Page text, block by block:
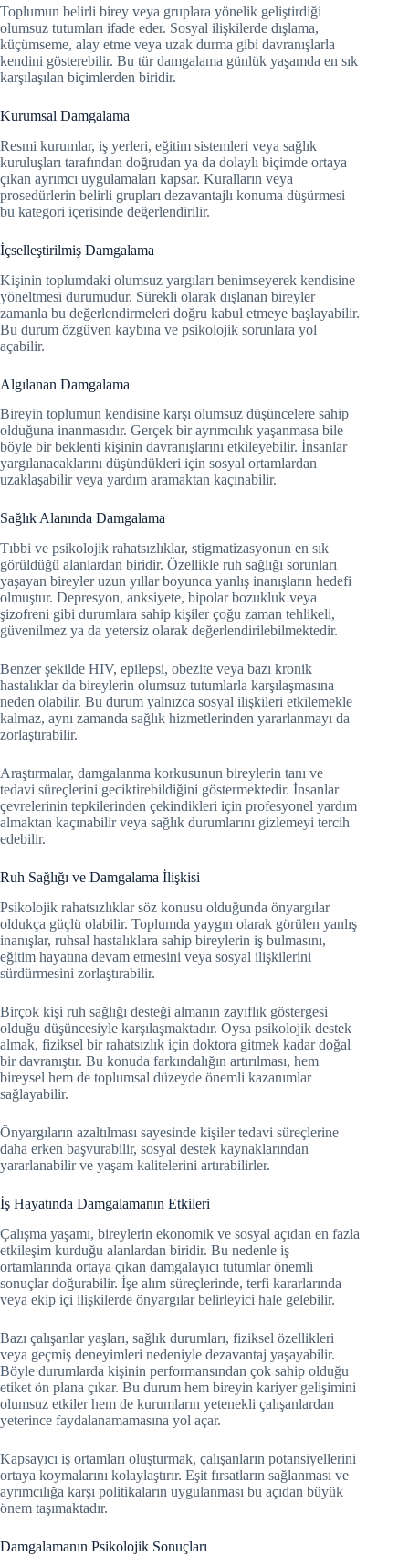
Toplumun belirli birey veya gruplara yönelik geliştirdiği
olumsuz tutumları ifade eder. Sosyal ilişkilerde dışlama,
küçümseme, alay etme veya uzak durma gibi davranışlarla
kendini gösterebilir. Bu tür damgalama günlük yaşamda en sık
karşılaşılan biçimlerden biridir.
Kurumsal Damgalama
Resmi kurumlar, iş yerleri, eğitim sistemleri veya sağlık
kuruluşları tarafından doğrudan ya da dolaylı biçimde ortaya
çıkan ayrımcı uygulamaları kapsar. Kuralların veya
prosedürlerin belirli grupları dezavantajlı konuma düşürmesi
bu kategori içerisinde değerlendirilir.
İçselleştirilmiş Damgalama
Kişinin toplumdaki olumsuz yargıları benimseyerek kendisine
yöneltmesi durumudur. Sürekli olarak dışlanan bireyler
zamanla bu değerlendirmeleri doğru kabul etmeye başlayabilir.
Bu durum özgüven kaybına ve psikolojik sorunlara yol
açabilir.
Algılanan Damgalama
Bireyin toplumun kendisine karşı olumsuz düşüncelere sahip
olduğuna inanmasıdır. Gerçek bir ayrımcılık yaşanmasa bile
böyle bir beklenti kişinin davranışlarını etkileyebilir. İnsanlar
yargılanacaklarını düşündükleri için sosyal ortamlardan
uzaklaşabilir veya yardım aramaktan kaçınabilir.
Sağlık Alanında Damgalama
Tıbbi ve psikolojik rahatsızlıklar, stigmatizasyonun en sık
görüldüğü alanlardan biridir. Özellikle ruh sağlığı sorunları
yaşayan bireyler uzun yıllar boyunca yanlış inanışların hedefi
olmuştur. Depresyon, anksiyete, bipolar bozukluk veya
şizofreni gibi durumlara sahip kişiler çoğu zaman tehlikeli,
güvenilmez ya da yetersiz olarak değerlendirilebilmektedir.
Benzer şekilde HIV, epilepsi, obezite veya bazı kronik
hastalıklar da bireylerin olumsuz tutumlarla karşılaşmasına
neden olabilir. Bu durum yalnızca sosyal ilişkileri etkilemekle
kalmaz, aynı zamanda sağlık hizmetlerinden yararlanmayı da
zorlaştırabilir.
Araştırmalar, damgalanma korkusunun bireylerin tanı ve
tedavi süreçlerini geciktirebildiğini göstermektedir. İnsanlar
çevrelerinin tepkilerinden çekindikleri için profesyonel yardım
almaktan kaçınabilir veya sağlık durumlarını gizlemeyi tercih
edebilir.
Ruh Sağlığı ve Damgalama İlişkisi
Psikolojik rahatsızlıklar söz konusu olduğunda önyargılar
oldukça güçlü olabilir. Toplumda yaygın olarak görülen yanlış
inanışlar, ruhsal hastalıklara sahip bireylerin iş bulmasını,
eğitim hayatına devam etmesini veya sosyal ilişkilerini
sürdürmesini zorlaştırabilir.
Birçok kişi ruh sağlığı desteği almanın zayıflık göstergesi
olduğu düşüncesiyle karşılaşmaktadır. Oysa psikolojik destek
almak, fiziksel bir rahatsızlık için doktora gitmek kadar doğal
bir davranıştır. Bu konuda farkındalığın artırılması, hem
bireysel hem de toplumsal düzeyde önemli kazanımlar
sağlayabilir.
Önyargıların azaltılması sayesinde kişiler tedavi süreçlerine
daha erken başvurabilir, sosyal destek kaynaklarından
yararlanabilir ve yaşam kalitelerini artırabilirler.
İş Hayatında Damgalamanın Etkileri
Çalışma yaşamı, bireylerin ekonomik ve sosyal açıdan en fazla
etkileşim kurduğu alanlardan biridir. Bu nedenle iş
ortamlarında ortaya çıkan damgalayıcı tutumlar önemli
sonuçlar doğurabilir. İşe alım süreçlerinde, terfi kararlarında
veya ekip içi ilişkilerde önyargılar belirleyici hale gelebilir.
Bazı çalışanlar yaşları, sağlık durumları, fiziksel özellikleri
veya geçmiş deneyimleri nedeniyle dezavantaj yaşayabilir.
Böyle durumlarda kişinin performansından çok sahip olduğu
etiket ön plana çıkar. Bu durum hem bireyin kariyer gelişimini
olumsuz etkiler hem de kurumların yetenekli çalışanlardan
yeterince faydalanamamasına yol açar.
Kapsayıcı iş ortamları oluşturmak, çalışanların potansiyellerini
ortaya koymalarını kolaylaştırır. Eşit fırsatların sağlanması ve
ayrımcılığa karşı politikaların uygulanması bu açıdan büyük
önem taşımaktadır.
Damgalamanın Psikolojik Sonuçları